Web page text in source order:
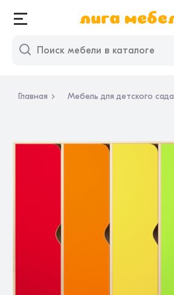
Главная Мебель для детского сада